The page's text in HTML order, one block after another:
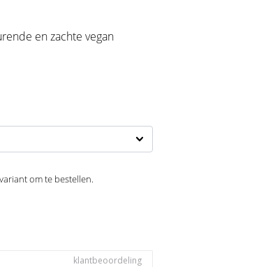
en zachte vegan
om te bestellen.